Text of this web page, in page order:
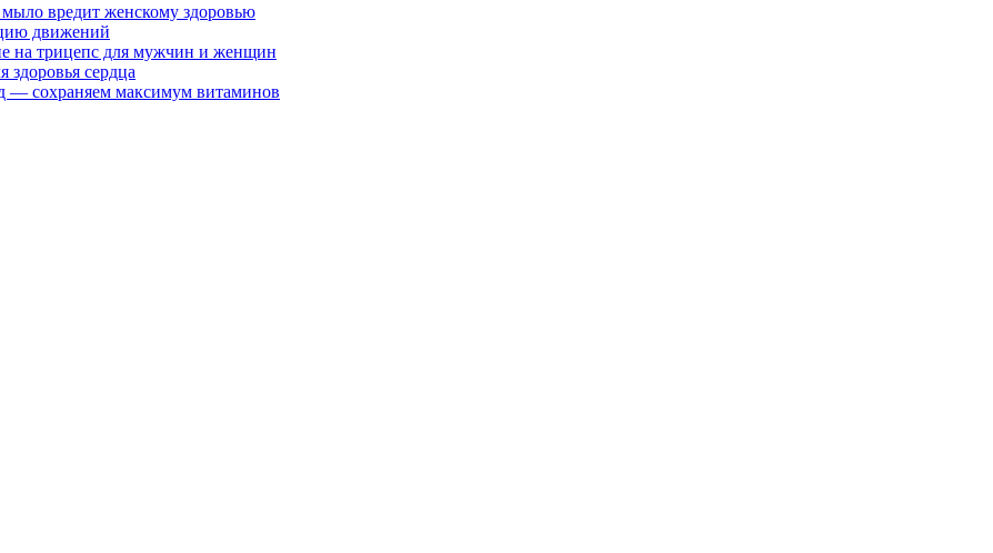
вредит женскому здоровью
движений
на трицепс для мужчин и женщин
сердца
— сохраняем максимум витаминов